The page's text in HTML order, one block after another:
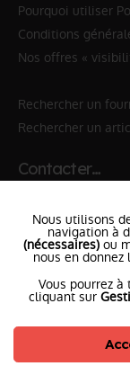
Pourquoi utiliser
Conditions
Nos offres «
Rechercher un
Rechercher un
Contacter…
✆ 18№National
le SDISle
l'équipe
Nous utilisons
navigation à
(nécessaires) ou
nous en donnez
Vous pourrez
cliquant sur